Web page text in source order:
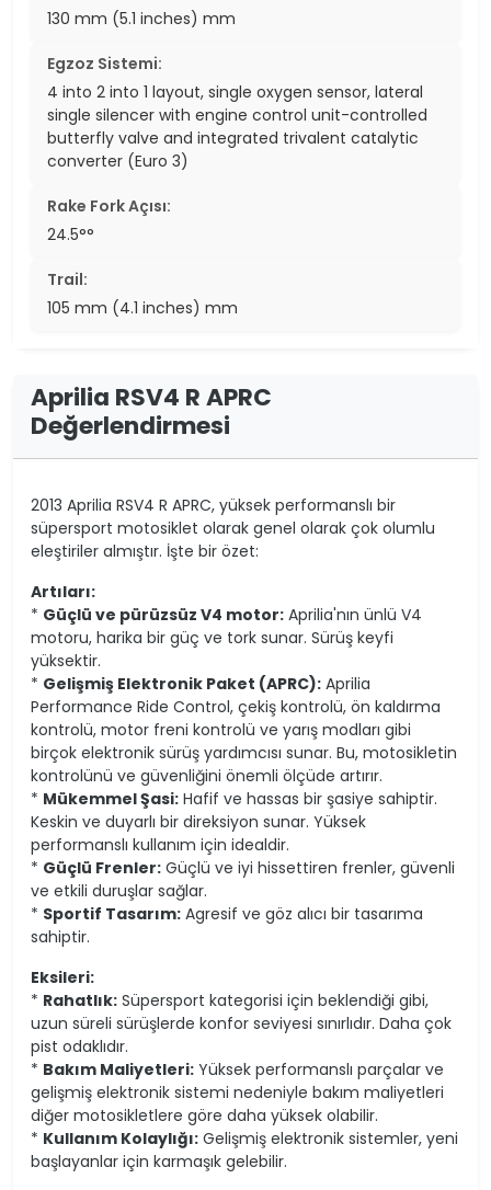
130 mm (5.1 inches) mm
Egzoz Sistemi:
4 into 2 into 1 layout, single oxygen sensor, lateral
single silencer with engine control unit-controlled
butterfly valve and integrated trivalent catalytic
converter (Euro 3)
Rake Fork Açısı:
24.5°°
Trail:
105 mm (4.1 inches) mm
Aprilia RSV4 R APRC
Değerlendirmesi
2013 Aprilia RSV4 R APRC, yüksek performanslı bir
süpersport motosiklet olarak genel olarak çok olumlu
eleştiriler almıştır. İşte bir özet:
Artıları:
* Güçlü ve pürüzsüz V4 motor: Aprilia'nın ünlü V4
motoru, harika bir güç ve tork sunar. Sürüş keyfi
yüksektir.
* Gelişmiş Elektronik Paket (APRC): Aprilia
Performance Ride Control, çekiş kontrolü, ön kaldırma
kontrolü, motor freni kontrolü ve yarış modları gibi
birçok elektronik sürüş yardımcısı sunar. Bu, motosikletin
kontrolünü ve güvenliğini önemli ölçüde artırır.
* Mükemmel Şasi: Hafif ve hassas bir şasiye sahiptir.
Keskin ve duyarlı bir direksiyon sunar. Yüksek
performanslı kullanım için idealdir.
* Güçlü Frenler: Güçlü ve iyi hissettiren frenler, güvenli
ve etkili duruşlar sağlar.
* Sportif Tasarım: Agresif ve göz alıcı bir tasarıma
sahiptir.
Eksileri:
* Rahatlık: Süpersport kategorisi için beklendiği gibi,
uzun süreli sürüşlerde konfor seviyesi sınırlıdır. Daha çok
pist odaklıdır.
* Bakım Maliyetleri: Yüksek performanslı parçalar ve
gelişmiş elektronik sistemi nedeniyle bakım maliyetleri
diğer motosikletlere göre daha yüksek olabilir.
* Kullanım Kolaylığı: Gelişmiş elektronik sistemler, yeni
başlayanlar için karmaşık gelebilir.